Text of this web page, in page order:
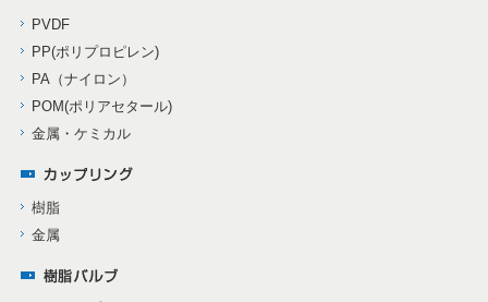
PVDF
PP(ポリプロピレン)
PA（ナイロン）
POM(ポリアセタール)
金属・ケミカル
樹脂
金属